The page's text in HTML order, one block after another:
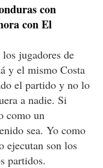
con
con El
jugadores de
y el mismo Costa
el partido y no lo
a nadie. Si
como un
sea. Yo como
ejecutan son los
partidos.